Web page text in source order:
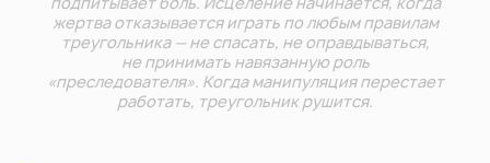
жертва отказывается играть по любым правилам
треугольника — не спасать, не оправдываться,
не принимать навязанную роль
«преследователя». Когда манипуляция перестает
работать, треугольник рушится.